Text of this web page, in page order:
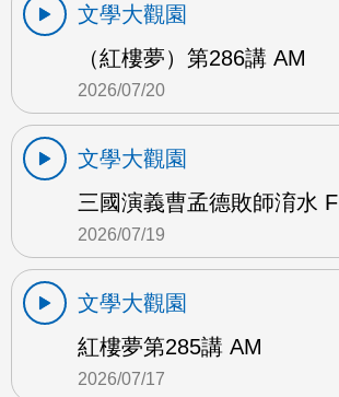
文學大觀園
（紅樓夢）第286講 AM
2026/07/20
文學大觀園
三國演義曹孟德敗師淯水
2026/07/19
文學大觀園
紅樓夢第285講 AM
2026/07/17